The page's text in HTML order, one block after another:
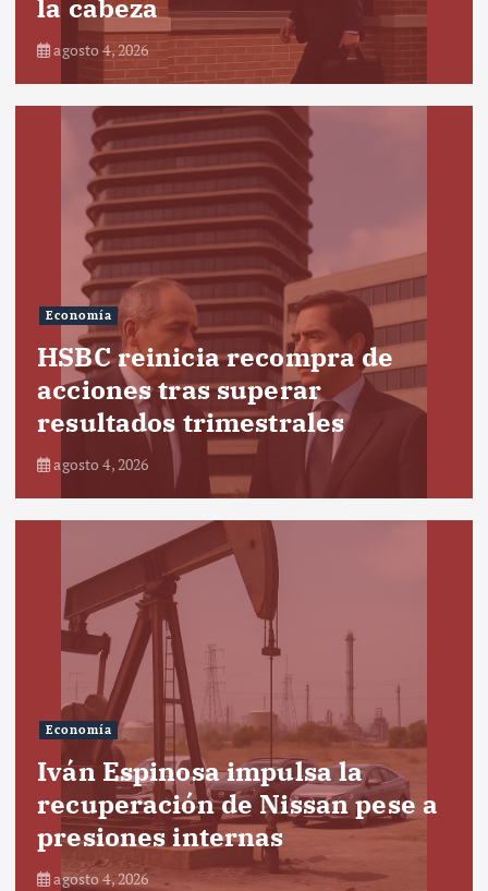
la cabeza
agosto 4, 2026
Economía
HSBC reinicia recompra de
acciones tras superar
resultados trimestrales
agosto 4, 2026
Economía
Iván Espinosa impulsa la
recuperación de Nissan pese a
presiones internas
agosto 4, 2026